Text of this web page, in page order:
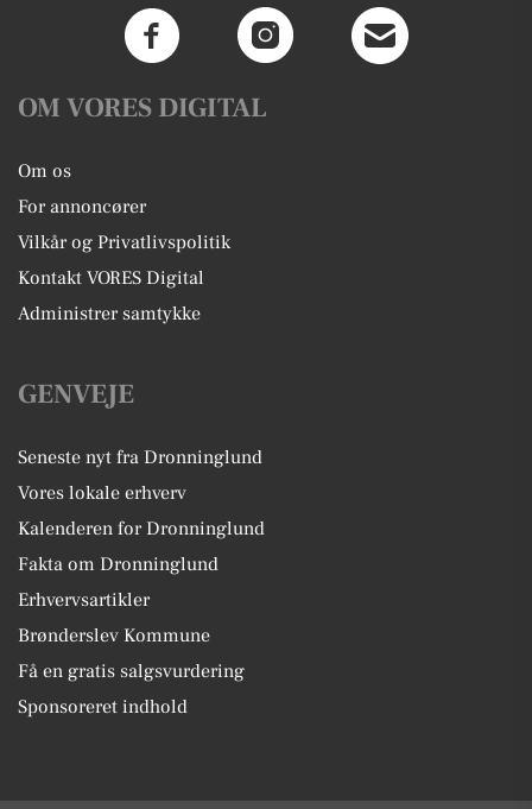
OM VORES DIGITAL
Om os
For annoncører
Vilkår og Privatlivspolitik
Kontakt VORES Digital
Administrer samtykke
GENVEJE
Seneste nyt fra Dronninglund
Vores lokale erhverv
Kalenderen for Dronninglund
Fakta om Dronninglund
Erhvervsartikler
Brønderslev Kommune
Få en gratis salgsvurdering
Sponsoreret indhold